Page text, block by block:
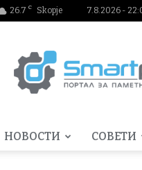
26.7 C Skopje 7.8.2026 -
НОВОСТИ СОВЕТИ